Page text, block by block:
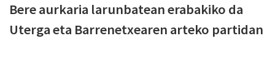
Bere aurkaria larunbatean erabakiko da
Uterga eta Barrenetxearen arteko partidan